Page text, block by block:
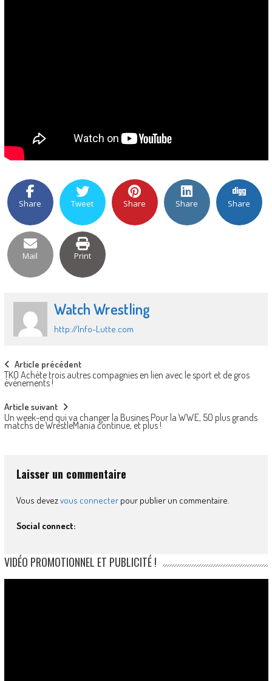
Share Tweet Share Share Share
Mail Print
Watch Wrestling
http://Info-Lutte.com
Post
navigation
Article précédent
TKO Achète trois autres compagnies en lien avec le sport et de gros
événements !
Article suivant
Un week-end qui va changer la Busines Pour la WWE, 50 plus grands
matchs de WrestleMania continue, et plus !
Laisser un commentaire
Vous devezvous connecterpour publier un commentaire.
Social connect:
VIDÉO PROMOTIONNEL ET PUBLICITÉ !